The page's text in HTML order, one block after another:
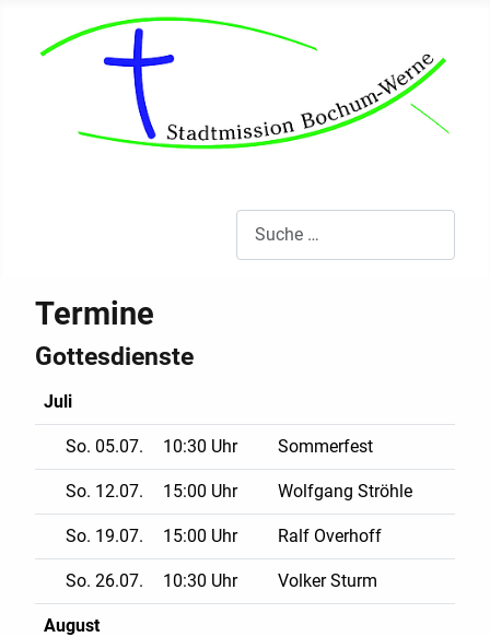
Termine
Gottesdienste​
Juli
So. 05.07. 10:30 Uhr Sommerfest
So. 12.07. 15:00 Uhr Wolfgang Ströhle
So. 19.07. 15:00 Uhr Ralf Overhoff
So. 26.07. 10:30 Uhr Volker Sturm
August